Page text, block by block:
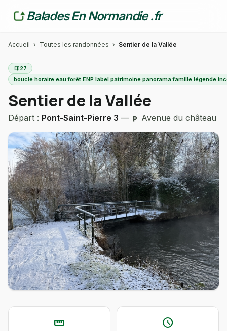
Balades En Normandie .fr
Accueil › Toutes les randonnées › Sentier de la Vallée
map27
boucle horaire eau forêt ENP label patrimoine panorama famille légende
Sentier de la Vallée
Départ : Pont-Saint-Pierre 3 — local_parking Avenue du château
straighten schedule